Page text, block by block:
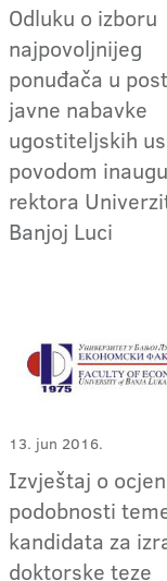
Odluku o izboru
najpovoljnijeg
ponuđača u
javne nabavke
ugostiteljskih
povodom
rektora
Banjoj Luci
13. jun 2016.
Izvještaj o
podobnosti
kandidata za
doktorske teze